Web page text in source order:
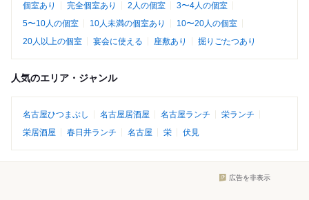
個室あり 完全個室あり 2人の個室
3〜4人の個室
5〜10人の個室
10人未満の個室あり
10〜20人の個室
20人以上の個室
宴会に使える 座敷あり 掘りごたつあり
人気のエリア・ジャンル
名古屋ひつまぶし 名古屋居酒屋 名古屋ランチ
栄ランチ
栄居酒屋
春日井ランチ 名古屋 栄 伏見
広告を非表示